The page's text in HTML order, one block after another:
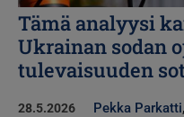
Tämä analyysi
Ukrainan sodan
tulevaisuuden
28.5.2026 Pekka Parkatti,